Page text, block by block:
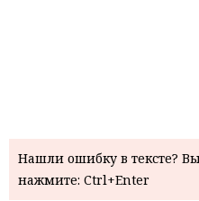
Нашли ошибку в тексте?
нажмите: Ctrl+Enter